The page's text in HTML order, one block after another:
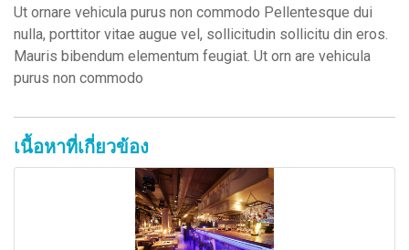
Ut ornare vehicula purus non commodo Pellentesque dui
nulla, porttitor vitae augue vel, sollicitudin sollicitu din eros.
Mauris bibendum elementum feugiat. Ut orn are vehicula
purus non commodo
เนื้อหาที่เกี่ยวข้อง